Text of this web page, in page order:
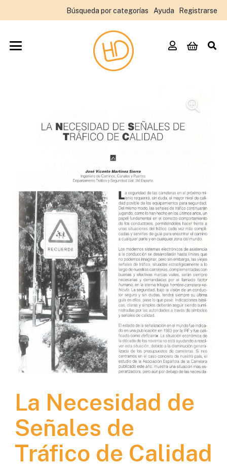
Búsqueda por categorías Ayuda Registrarse
La Necesidad de
Señales de
Tráfico de Calidad